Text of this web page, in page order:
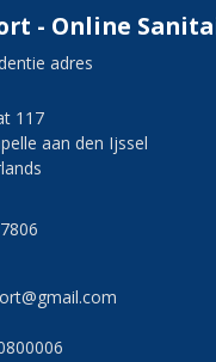
- Online
adres
117
aan den Ijssel